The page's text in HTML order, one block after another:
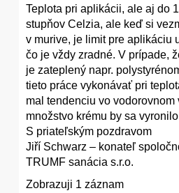
Teplota pri aplikácii, ale aj do
stupňov Celzia, ale keď si
v murive, je limit pre aplikáciu
čo je vždy zradné. V prípade,
je zateplený napr.
tieto práce vykonávať pri
mal tendenciu vo
množstvo krému by sa
S priateľským pozdravom
Jiří Schwarz – konateľ
TRUMF sanácia s.r.o.
Zobrazuji 1 záznam